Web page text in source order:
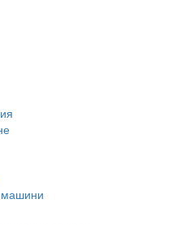
машини